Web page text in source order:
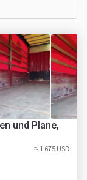
und Plane,
≈ 1 675 USD